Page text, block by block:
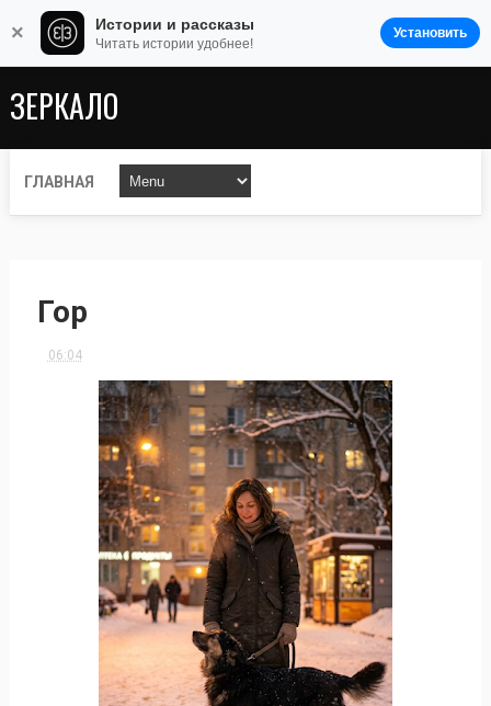
ЗЕРКАЛО
ГЛАВНАЯ
Гор
06:04
× Истории и рассказы
Читать истории удобнее!
Установить